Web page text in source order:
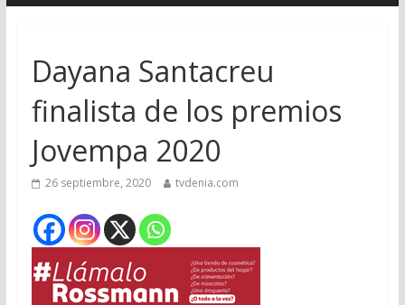
Dayana Santacreu
finalista de los premios
Jovempa 2020
26 septiembre, 2020 tvdenia.com